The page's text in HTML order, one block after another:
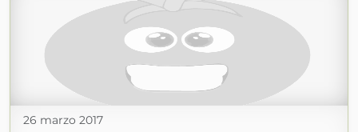
26 marzo 2017